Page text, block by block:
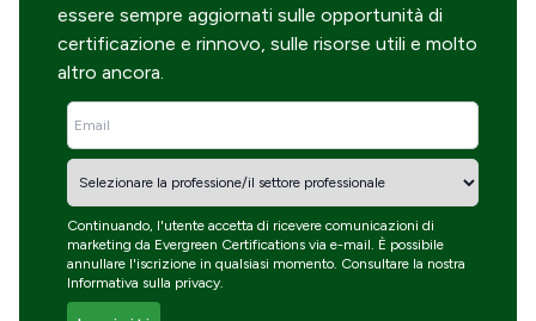
essere sempre aggiornati sulle opportunità di
certificazione e rinnovo, sulle risorse utili e molto
altro ancora.
Continuando, l'utente accetta di ricevere comunicazioni di
marketing da Evergreen Certifications via e-mail. È possibile
annullare l'iscrizione in qualsiasi momento. Consultare la nostra
Informativa sulla privacy.